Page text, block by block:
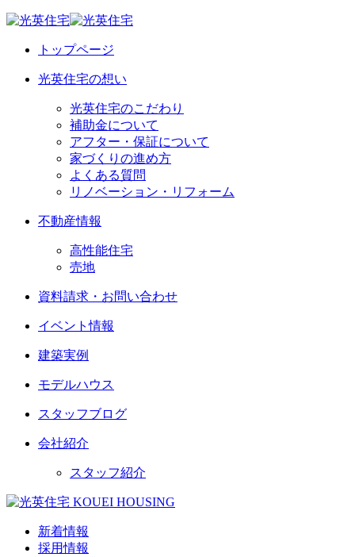
トップページ
光英住宅の想い
光英住宅のこだわり
補助金について
アフター・保証について
家づくりの進め方
よくある質問
リノベーション・リフォーム
不動産情報
高性能住宅
売地
資料請求・お問い合わせ
イベント情報
建築実例
モデルハウス
スタッフブログ
会社紹介
スタッフ紹介
新着情報
採用情報